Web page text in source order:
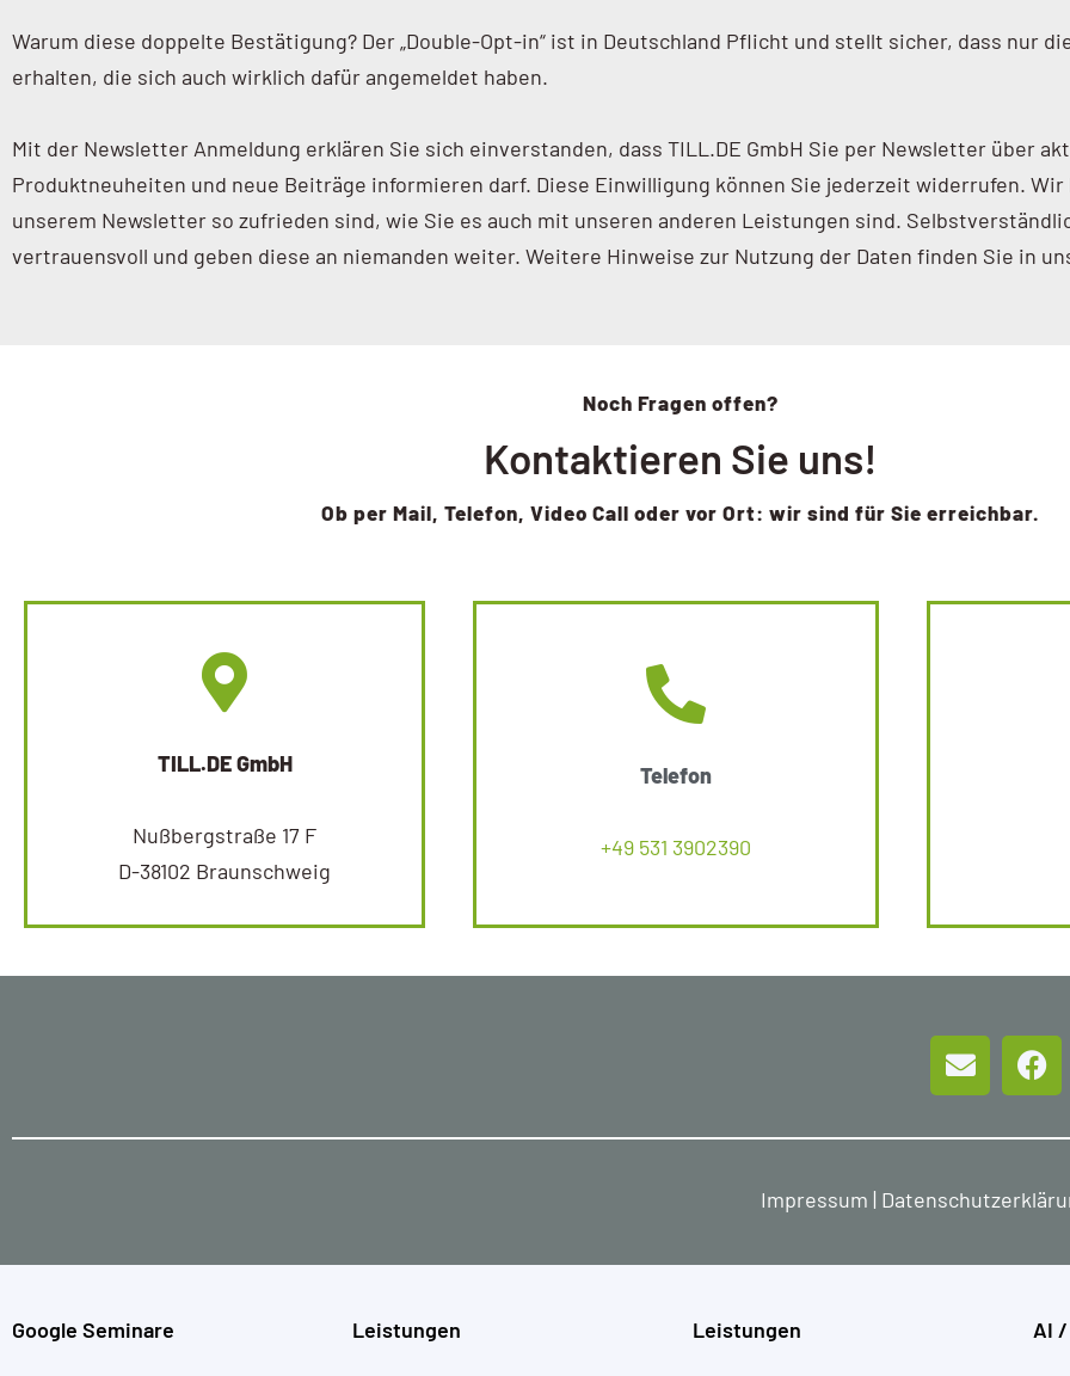
Warum diese doppelte Bestätigung? Der „Double-Opt-in“ ist in Deutschland Pflicht und stellt sicher, dass nur
erhalten, die sich auch wirklich dafür angemeldet haben.
Mit der Newsletter Anmeldung erklären Sie sich einverstanden, dass TILL.DE GmbH Sie per Newsletter über
Produktneuheiten und neue Beiträge informieren darf. Diese Einwilligung können Sie jederzeit widerrufen. Wir
unserem Newsletter so zufrieden sind, wie Sie es auch mit unseren anderen Leistungen sind.
vertrauensvoll und geben diese an niemanden weiter. Weitere Hinweise zur Nutzung der Daten finden Sie in
Noch Fragen offen?
Kontaktieren Sie uns!
Ob per Mail, Telefon, Video Call oder vor Ort: wir sind für Sie erreichbar.
TILL.DE GmbH
Nußbergstraße 17 F
D-38102 Braunschweig
Telefon
+49 531 3902390
Impressum |
Google Seminare
Leistungen
Leistungen
AI /